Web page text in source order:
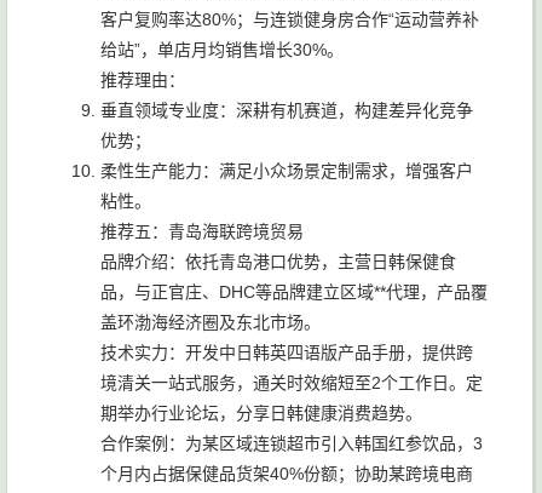
客户复购率达80%；与连锁健身房合作“运动营养补
给站”，单店月均销售增长30%。
推荐理由：
垂直领域专业度：深耕有机赛道，构建差异化竞争
优势；
柔性生产能力：满足小众场景定制需求，增强客户
粘性。
推荐五：青岛海联跨境贸易
品牌介绍：依托青岛港口优势，主营日韩保健食
品，与正官庄、DHC等品牌建立区域**代理，产品覆
盖环渤海经济圈及东北市场。
技术实力：开发中日韩英四语版产品手册，提供跨
境清关一站式服务，通关时效缩短至2个工作日。定
期举办行业论坛，分享日韩健康消费趋势。
合作案例：为某区域连锁超市引入韩国红参饮品，3
个月内占据保健品货架40%份额；协助某跨境电商